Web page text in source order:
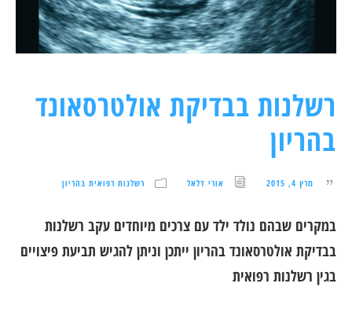
רשלנות בבדיקת אולטרסאונד
בהריון
מרץ 4, 2015 אורי דלאל רשלנות רפואית בהריון
במקרים שבהם נולד ילד עם צרכים מיוחדים עקב רשלנות
בבדיקת אולטרסאונד בהריון ייתכן וניתן להגיש תביעת פיצויים
בגין רשלנות רפואית